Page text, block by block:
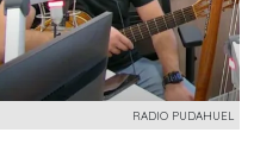
RADIO PUDAHUEL